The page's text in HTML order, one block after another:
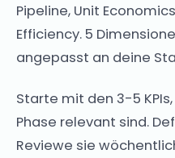
Pipeline, Unit
Efficiency. 5
angepasst an deine
Starte mit den 3-5
Phase relevant sind.
Reviewe sie